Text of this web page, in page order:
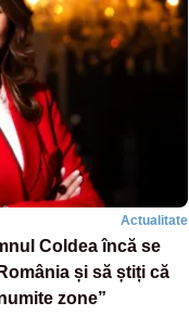
Actualitate
Coldea încă se
zone”